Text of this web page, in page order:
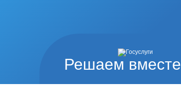
Решаем вместе